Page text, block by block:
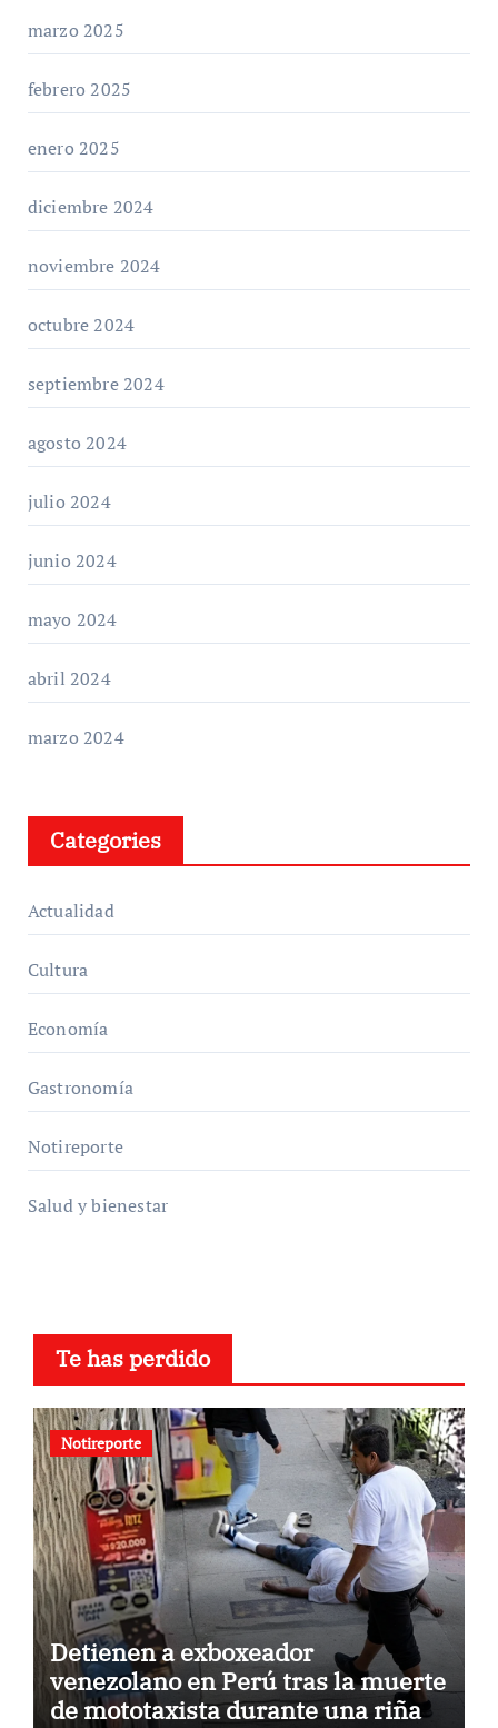
marzo 2025
febrero 2025
enero 2025
diciembre 2024
noviembre 2024
octubre 2024
septiembre 2024
agosto 2024
julio 2024
junio 2024
mayo 2024
abril 2024
marzo 2024
Categories
Actualidad
Cultura
Economía
Gastronomía
Notireporte
Salud y bienestar
Te has perdido
Notireporte
Detienen a exboxeador
venezolano en Perú tras la muerte
de mototaxista durante una riña